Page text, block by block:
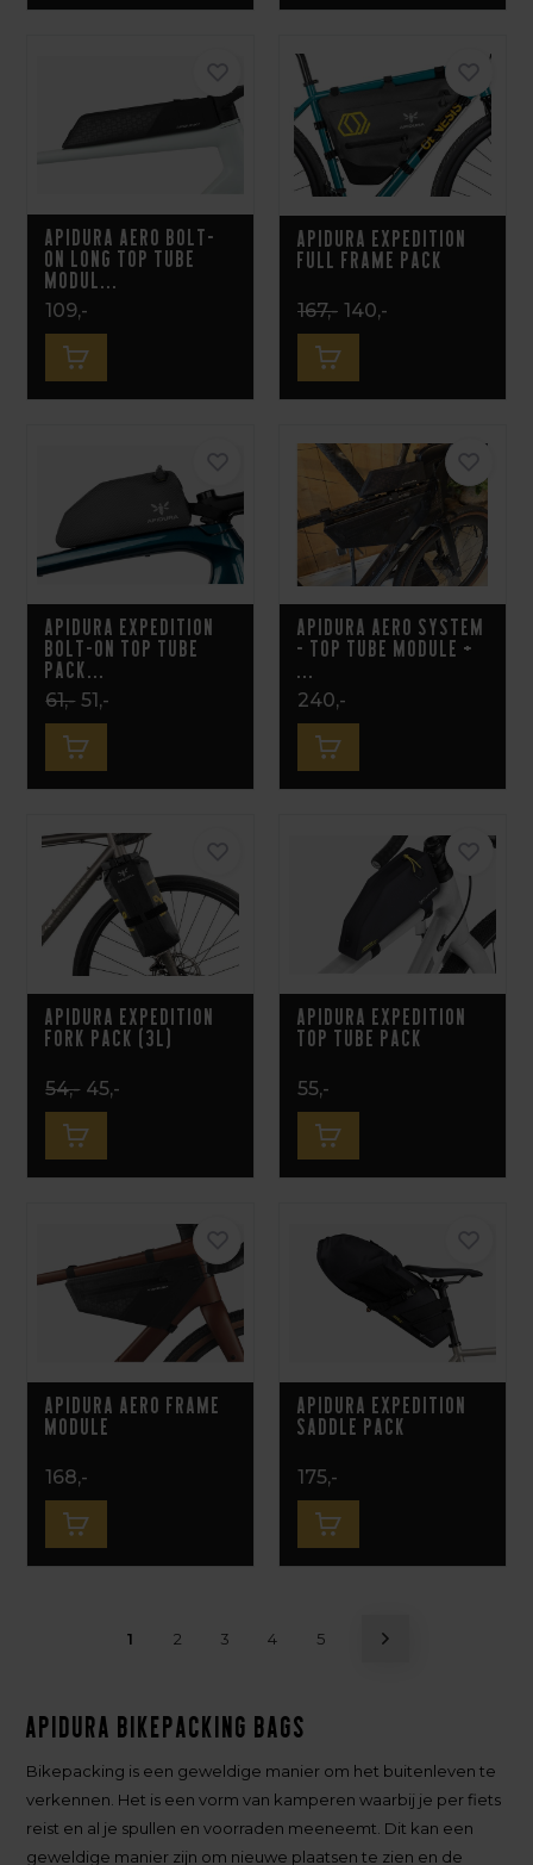
Apidura Aero Bolt-
on Long Top Tube
Modul...
109,-
Apidura Expedition
Full Frame Pack
167,- 140,-
Apidura Expedition
Bolt-On Top Tube
Pack...
61,- 51,-
Apidura Aero System
- Top Tube Module +
...
240,-
Apidura Expedition
Fork Pack (3L)
54,- 45,-
Apidura Expedition
Top Tube Pack
55,-
Apidura Aero Frame
Module
168,-
Apidura Expedition
Saddle Pack
175,-
1 2 3 4 5
Apidura Bikepacking Bags
Bikepacking is een geweldige manier om het buitenleven te
verkennen. Het is een vorm van kamperen waarbij je per fiets
reist en al je spullen en voorraden meeneemt. Dit kan een
geweldige manier zijn om nieuwe plaatsen te zien en de